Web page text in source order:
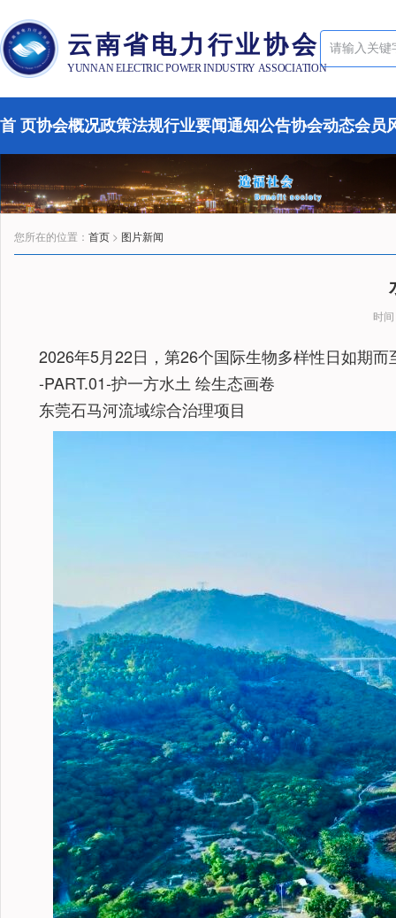
云南省电力行业协会
YUNNAN ELECTRIC POWER INDUSTRY ASSOCIATION
首 页协会概况政策法规行业要闻通知公告协会动态会员
您所在的位置： 首页 > 图片新闻
时
2026年5月22日，第26个国际生物多样性日如期
-PART.01-护一方水土 绘生态画卷
东莞石马河流域综合治理项目